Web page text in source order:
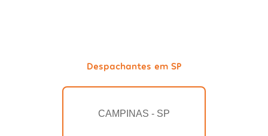
Despachantes em SP
CAMPINAS - SP